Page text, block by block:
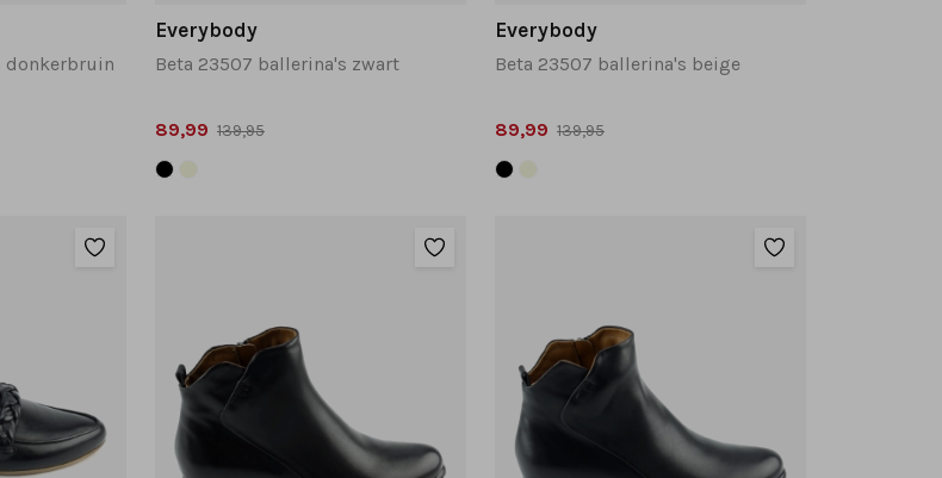
donkerbruin
Everybody
Beta 23507 ballerina's zwart
89,99 139,95
Everybody
Beta 23507 ballerina's beige
89,99 139,95